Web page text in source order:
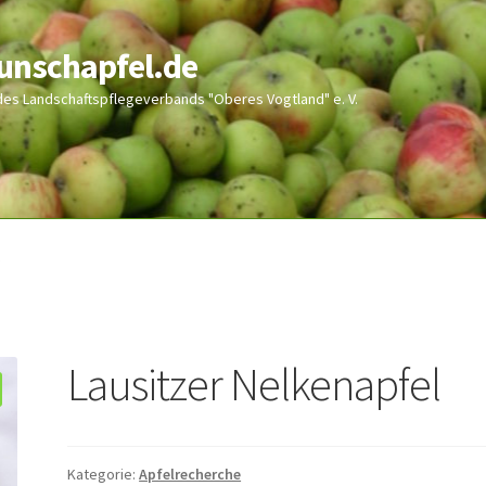
Landschaftspflegeverbands "Oberes Vogtland" e. V.
Lausitzer Nelkenapfel
Kategorie:Apfelrecherche